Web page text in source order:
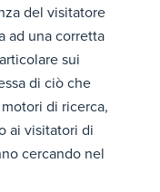
del visitatore
ad una corretta
sui
di ciò che
di ricerca,
ai visitatori di
cercando nel